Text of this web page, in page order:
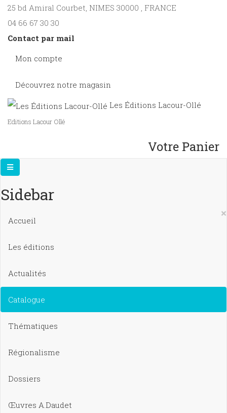
25 bd Amiral Courbet, NIMES 30000 , FRANCE
04 66 67 30 30
Contact par mail
Mon compte
Découvrez notre magasin
Les Éditions Lacour-Ollé
Editions Lacour Ollé
Votre Panier
Sidebar
×
Accueil
Les éditions
Actualités
Catalogue
Thématiques
Régionalisme
Dossiers
Œuvres A.Daudet